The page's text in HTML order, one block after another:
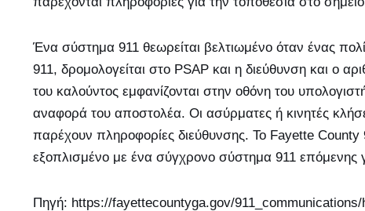
Ένα σύστημα 911 θεωρείται βελτιωμένο όταν ένας
911, δρομολογείται στο PSAP και η διεύθυνση και ο
του καλούντος εμφανίζονται στην οθόνη του
αναφορά του αποστολέα. Οι ασύρματες ή κινητές
παρέχουν πληροφορίες διεύθυνσης. Το Fayette County
εξοπλισμένο με ένα σύγχρονο σύστημα 911 επόμενης
Πηγή: https://fayettecountyga.gov/